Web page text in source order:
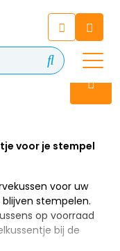
chatbot
voor je stempel
voor uw
stempelen.
op voorraad
bij de